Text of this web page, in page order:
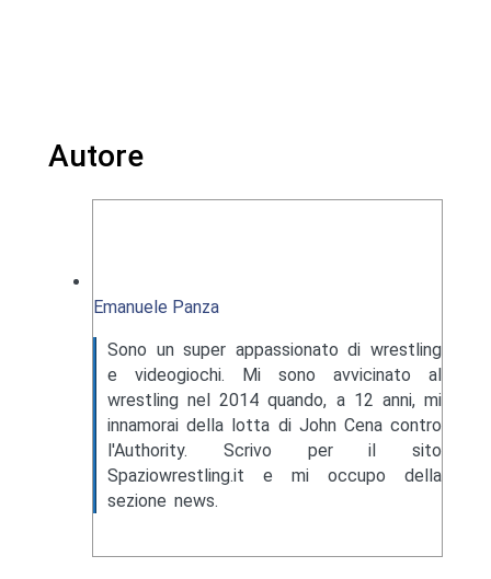
Autore
Emanuele Panza
Sono un super appassionato di wrestling
e videogiochi. Mi sono avvicinato al
wrestling nel 2014 quando, a 12 anni, mi
innamorai della lotta di John Cena contro
l'Authority. Scrivo per il sito
Spaziowrestling.it e mi occupo della
sezione news.